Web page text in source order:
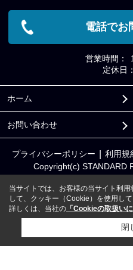
電話でお
営業時間：
定休日：
ホーム
お問い合わせ
プライバシーポリシー 利用規
Copyright(c) STANDARD
当サイトでは、お客様の当サイト利
して、クッキー（Cookie）を使用して
詳しくは、当社の 「Cookieの取扱い
閉